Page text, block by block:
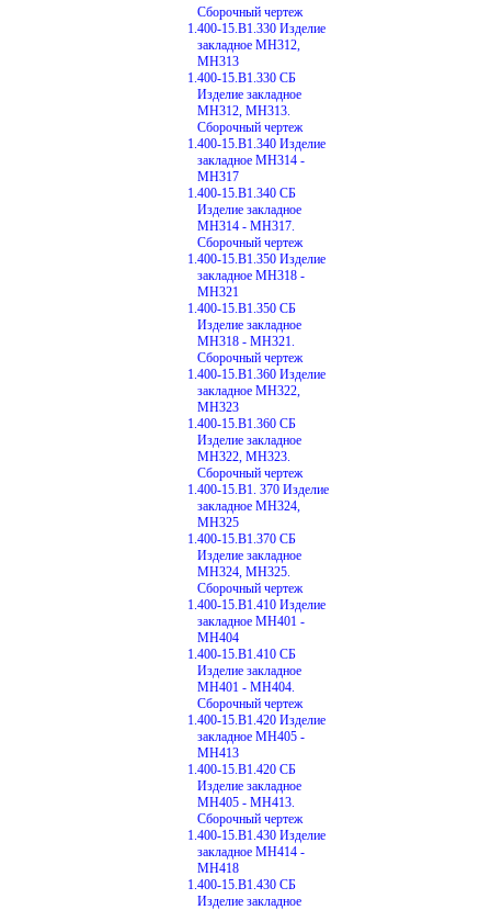
Сборочный чертеж
1.400-15.В1.330 Изделие
закладное МН312,
МН313
1.400-15.В1.330 СБ
Изделие закладное
МН312, МН313.
Сборочный чертеж
1.400-15.В1.340 Изделие
закладное МН314 -
МН317
1.400-15.В1.340 СБ
Изделие закладное
МН314 - МН317.
Сборочный чертеж
1.400-15.В1.350 Изделие
закладное МН318 -
МН321
1.400-15.В1.350 СБ
Изделие закладное
МН318 - МН321.
Сборочный чертеж
1.400-15.В1.360 Изделие
закладное МН322,
МН323
1.400-15.В1.360 СБ
Изделие закладное
МН322, МН323.
Сборочный чертеж
1.400-15.В1. 370 Изделие
закладное МН324,
МН325
1.400-15.В1.370 СБ
Изделие закладное
МН324, МН325.
Сборочный чертеж
1.400-15.В1.410 Изделие
закладное МН401 -
МН404
1.400-15.В1.410 СБ
Изделие закладное
МН401 - МН404.
Сборочный чертеж
1.400-15.В1.420 Изделие
закладное МН405 -
МН413
1.400-15.В1.420 СБ
Изделие закладное
МН405 - МН413.
Сборочный чертеж
1.400-15.В1.430 Изделие
закладное МН414 -
МН418
1.400-15.В1.430 СБ
Изделие закладное